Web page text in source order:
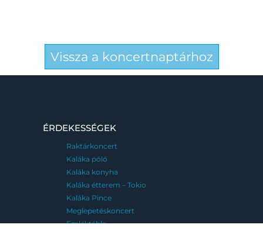
Vissza a koncertnaptárhoz
ÉRDEKESSÉGEK
Raktárkoncert
Kaláka póló
Kaláka konyha
Kaláka étterem – Tokio
Kaláka Pince
Meglepetéskoncert
Emléktábla